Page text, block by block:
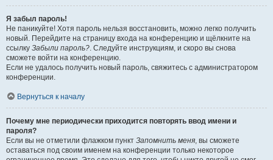
Я забыл пароль!
Не паникуйте! Хотя пароль нельзя восстановить, можно легко получить
новый. Перейдите на страницу входа на конференцию и щёлкните на
ссылку Забыли пароль?. Следуйте инструкциям, и скоро вы снова
сможете войти на конференцию.
Если не удалось получить новый пароль, свяжитесь с администратором
конференции.
Вернуться к началу
Почему мне периодически приходится повторять ввод имени и
пароля?
Если вы не отметили флажком пункт Запомнить меня, вы сможете
оставаться под своим именем на конференции только некоторое